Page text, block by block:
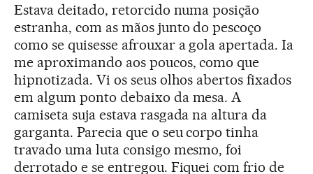
Estava deitado, retorcido numa posição
estranha, com as mãos junto do pescoço
como se quisesse afrouxar a gola apertada. Ia
me aproximando aos poucos, como que
hipnotizada. Vi os seus olhos abertos fixados
em algum ponto debaixo da mesa. A
camiseta suja estava rasgada na altura da
garganta. Parecia que o seu corpo tinha
travado uma luta consigo mesmo, foi
derrotado e se entregou. Fiquei com frio de